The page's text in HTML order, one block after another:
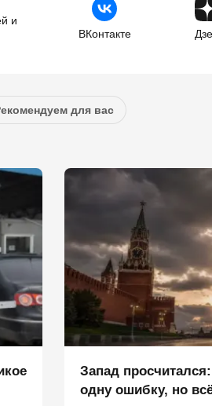
и
ВКонтакте
для вас
Запад
одну ошибку, но